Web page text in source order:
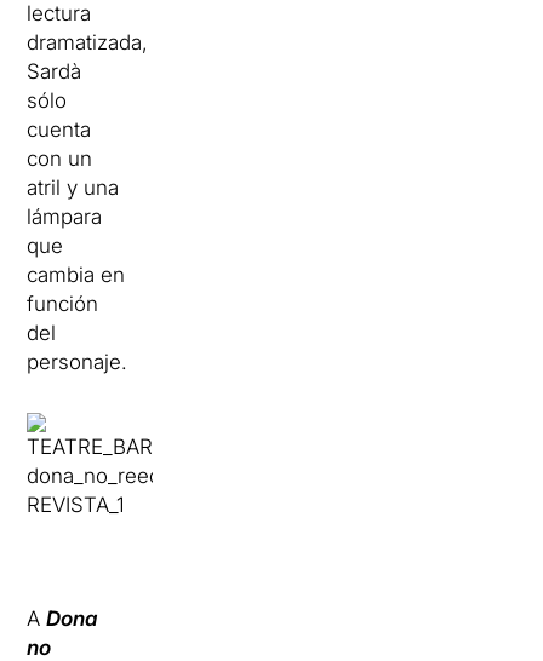
lectura
dramatizada,
Sardà
sólo
cuenta
con un
atril y una
lámpara
que
cambia en
función
del
personaje.
ADona
no